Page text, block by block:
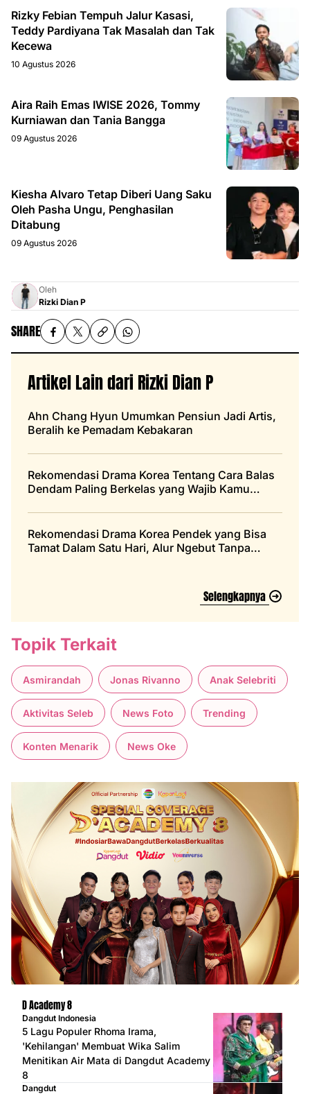
Rizky Febian Tempuh Jalur Kasasi,
Teddy Pardiyana Tak Masalah dan Tak
Kecewa
10 Agustus 2026
Aira Raih Emas IWISE 2026, Tommy
Kurniawan dan Tania Bangga
09 Agustus 2026
Kiesha Alvaro Tetap Diberi Uang Saku
Oleh Pasha Ungu, Penghasilan
Ditabung
09 Agustus 2026
Oleh
Rizki Dian P
SHARE
Artikel Lain dari Rizki Dian P
Ahn Chang Hyun Umumkan Pensiun Jadi Artis,
Beralih ke Pemadam Kebakaran
Rekomendasi Drama Korea Tentang Cara Balas
Dendam Paling Berkelas yang Wajib Kamu
Rekomendasi Drama Korea Pendek yang Bisa
Tamat Dalam Satu Hari, Alur Ngebut Tanpa
Selengkapnya
Topik Terkait
Asmirandah Jonas Rivanno Anak Selebriti
Aktivitas Seleb News Foto Trending
Konten Menarik News Oke
D Academy 8
Dangdut Indonesia
5 Lagu Populer Rhoma Irama,
'Kehilangan' Membuat Wika Salim
Menitikan Air Mata di Dangdut Academy
8
Dangdut